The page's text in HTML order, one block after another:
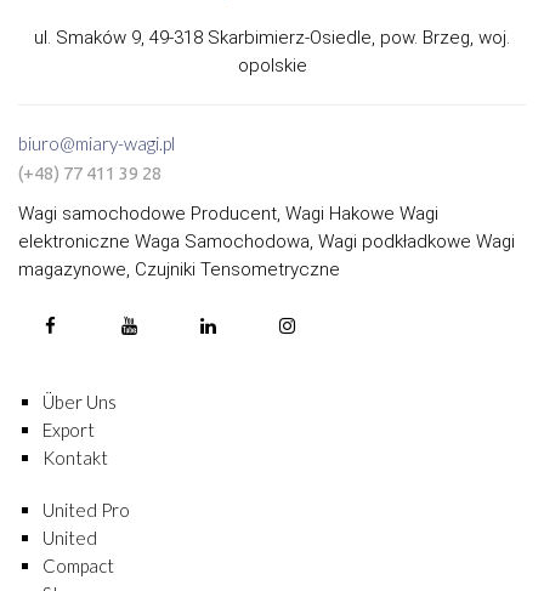
ul. Smaków 9, 49-318 Skarbimierz-Osiedle, pow. Brzeg, woj.
opolskie
biuro@miary-wagi.pl
(+48) 77 411 39 28
Wagi samochodowe Producent, Wagi Hakowe Wagi
elektroniczne Waga Samochodowa, Wagi podkładkowe Wagi
magazynowe, Czujniki Tensometryczne
Über Uns
Export
Kontakt
United Pro
United
Compact